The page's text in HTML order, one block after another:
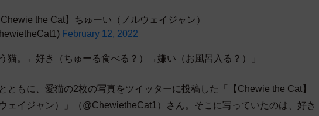
the Cat】ちゅーい（ノルウェイジャン）
February 12, 2022
猫。←好き（ちゅーる食べる？）→嫌い（お風呂入る？）」
ともに、愛猫の2枚の写真をツイッターに投稿した「【Chewie the Cat】
ェイジャン）」（@ChewietheCat1）さん。そこに写っていたのは、好き